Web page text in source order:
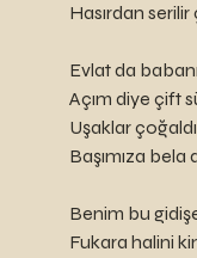
Hasırdan
Evlat da
Açım diye çift
Uşaklar
Başımıza bela
Benim bu
Fukara halini